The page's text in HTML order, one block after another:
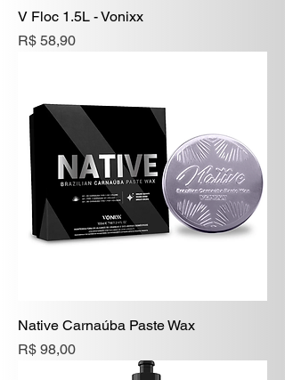
V Floc 1.5L - Vonixx
Preço
R$ 58,90
Native Carnaúba Paste Wax
Preço
R$ 98,00